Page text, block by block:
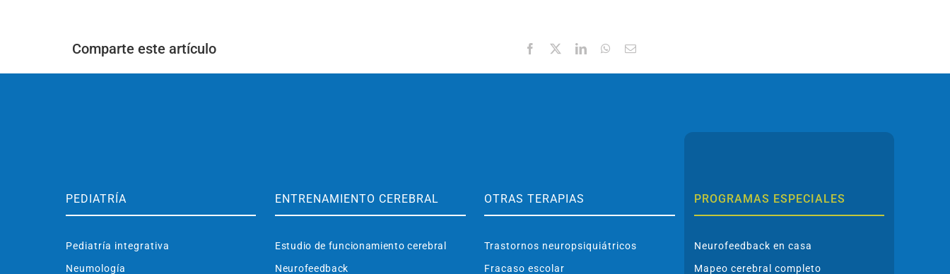
Comparte este artículo Facebook
X LinkedInWhatsApp
Correo
PEDIATRÍA
Pediatría integrativa
Neumología
ENTRENAMIENTO CEREBRAL
Estudio de funcionamiento cerebral
Neurofeedback
OTRAS TERAPIAS
Trastornos neuropsiquiátricos
Fracaso escolar
PROGRAMAS ESPECIALES
Neurofeedback en casa
Mapeo cerebral completo